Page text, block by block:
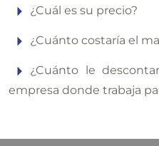
¿Cuál es su precio?
¿Cuánto costaría el
¿Cuánto le
empresa donde trabaja